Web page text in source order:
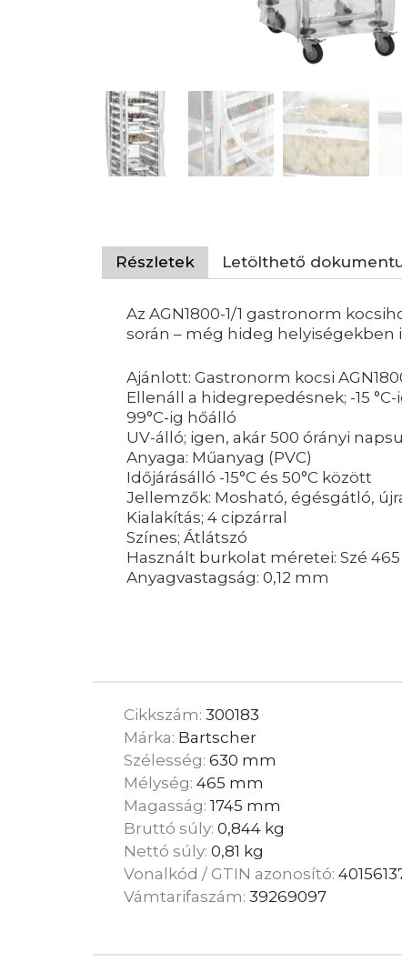
Részletek Letölthető
Az AGN1800-1/1 gastronorm
során – még hideg helyiségekben
Ajánlott: Gastronorm kocsi
Ellenáll a hidegrepedésnek; -15 °C-
99°C-ig hőálló
UV-álló; igen, akár 500 órányi
Anyaga: Műanyag (PVC)
Időjárásálló -15°C és 50°C között
Jellemzők: Mosható, égésgátló,
Kialakítás; 4 cipzárral
Színes; Átlátszó
Használt burkolat méretei: Szé 465
Anyagvastagság: 0,12 mm
Cikkszám:300183
Márka: Bartscher
Szélesség:630 mm
Mélység:465 mm
Magasság:1745 mm
Bruttó súly:0,844 kg
Nettó súly:0,81 kg
Vonalkód / GTIN azonosító:
Vámtarifaszám:39269097